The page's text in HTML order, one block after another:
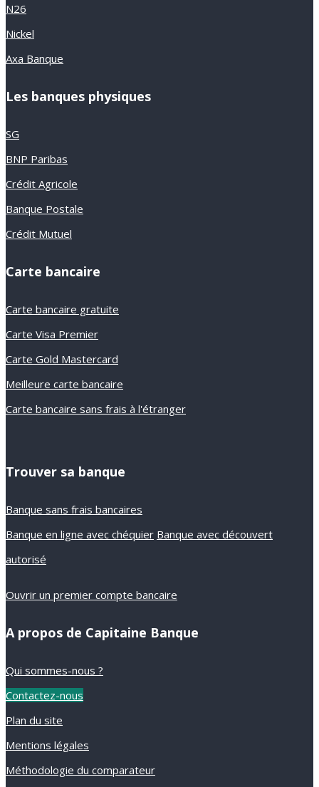
N26
Nickel
Axa Banque
Les banques physiques
SG
BNP Paribas
Crédit Agricole
Banque Postale
Crédit Mutuel
Carte bancaire
Carte bancaire gratuite
Carte Visa Premier
Carte Gold Mastercard
Meilleure carte bancaire
Carte bancaire sans frais à l'étranger
Trouver sa banque
Banque sans frais bancaires
Banque en ligne avec chéquier Banque avec découvert
autorisé
Ouvrir un premier compte bancaire
A propos de Capitaine Banque
Qui sommes-nous ?
Contactez-nous
Plan du site
Mentions légales
Méthodologie du comparateur